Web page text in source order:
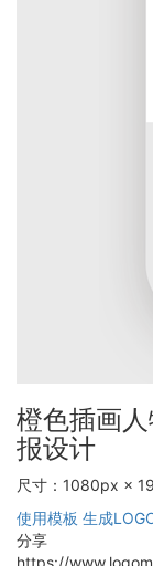
橙色插画
报设计
尺寸：1080px ×
使用模板 生成
分享